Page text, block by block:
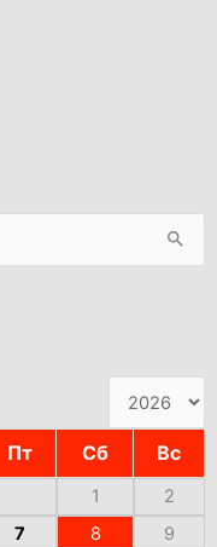
Пт Сб Вс
1
2
7 8
9